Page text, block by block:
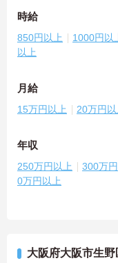
時給
850円以上 1000円以
以上
月給
15万円以上 20万円以
年収
250万円以上 300万
0万円以上
大阪府大阪市生